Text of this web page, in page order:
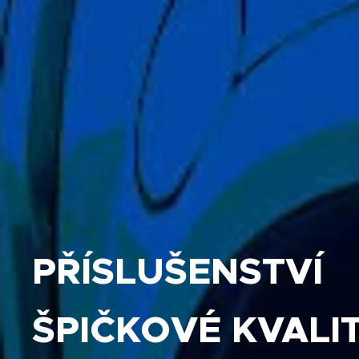
PŘÍSLUŠENSTVÍ
ŠPIČKOVÉ